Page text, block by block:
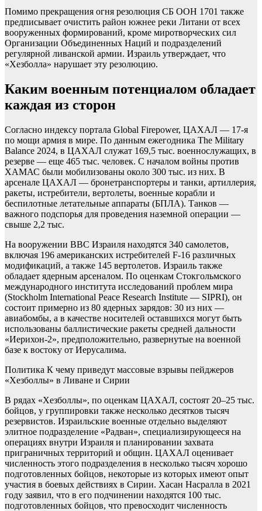
Помимо прекращения огня резолюция СБ ООН 1701 также
предписывает очистить район южнее реки Литани от всех
вооруженных формирований, кроме миротворческих сил
Организации Объединенных Наций и подразделений
регулярной ливанской армии. Израиль утверждает, что
«Хезболла» нарушает эту резолюцию.
Каким военным потенциалом обладает
каждая из сторон
Согласно индексу портала Global Firepower, ЦАХАЛ — 17-я
по мощи армия в мире. По данным ежегодника The Military
Balance 2024, в ЦАХАЛ служат 169,5 тыс. военнослужащих, в
резерве — еще 465 тыс. человек. С началом войны против
ХАМАС были мобилизованы около 300 тыс. из них. В
арсенале ЦАХАЛ — бронетранспортеры и танки, артиллерия,
ракеты, истребители, вертолеты, военные корабли и
беспилотные летательные аппараты (БПЛА). Танков —
важного подспорья для проведения наземной операции —
свыше 2,2 тыс.
На вооружении ВВС Израиля находятся 340 самолетов,
включая 196 американских истребителей F-16 различных
модификаций, а также 145 вертолетов. Израиль также
обладает ядерным арсеналом. По оценкам Стокгольмского
международного института исследований проблем мира
(Stockholm International Peace Research Institute — SIPRI), он
состоит примерно из 80 ядерных зарядов: 30 из них —
авиабомбы, а в качестве носителей оставшихся могут быть
использованы баллистические ракеты средней дальности
«Иерихон-2», предположительно, развернутые на военной
базе к востоку от Иерусалима.
Политика К чему приведут массовые взрывы пейджеров
«Хезболлы» в Ливане и Сирии
В рядах «Хезболлы», по оценкам ЦАХАЛ, состоят 20–25 тыс.
бойцов, у группировки также несколько десятков тысяч
резервистов. Израильские военные отдельно выделяют
элитное подразделение «Радван», специализирующееся на
операциях внутри Израиля и планировании захвата
приграничных территорий и общин. ЦАХАЛ оценивает
численность этого подразделения в несколько тысяч хорошо
подготовленных бойцов, некоторые из которых имеют опыт
участия в боевых действиях в Сирии. Хасан Насралла в 2021
году заявил, что в его подчинении находятся 100 тыс.
подготовленных бойцов, что превосходит численность